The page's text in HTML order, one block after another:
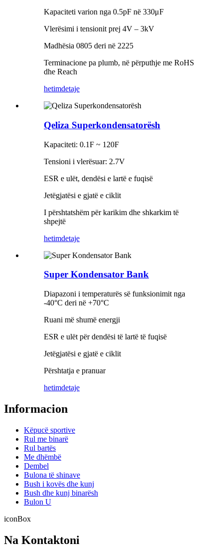
Kapaciteti varion nga 0.5pF në 330μF
Vlerësimi i tensionit prej 4V – 3kV
Madhësia 0805 deri në 2225
Terminacione pa plumb, në përputhje me RoHS
dhe Reach
hetimdetaje
Qeliza Superkondensatorësh
Kapaciteti: 0.1F ~ 120F
Tensioni i vlerësuar: 2.7V
ESR e ulët, dendësi e lartë e fuqisë
Jetëgjatësi e gjatë e ciklit
I përshtatshëm për karikim dhe shkarkim të
shpejtë
hetimdetaje
Super Kondensator Bank
Diapazoni i temperaturës së funksionimit nga
-40°C deri në +70°C
Ruani më shumë energji
ESR e ulët për dendësi të lartë të fuqisë
Jetëgjatësi e gjatë e ciklit
Përshtatja e pranuar
hetimdetaje
Informacion
Këpucë sportive
Rul me binarë
Rul bartës
Me dhëmbë
Dembel
Bulona të shinave
Bush i kovës dhe kunj
Bush dhe kunj binarësh
Bulon U
iconBox
Na Kontaktoni